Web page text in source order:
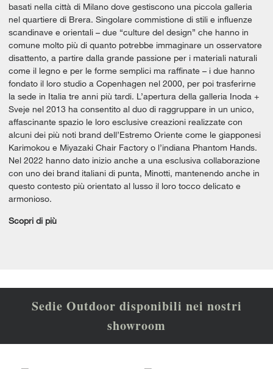
basati nella città di Milano dove gestiscono una piccola galleria
nel quartiere di Brera. Singolare commistione di stili e influenze
scandinave e orientali – due “culture del design” che hanno in
comune molto più di quanto potrebbe immaginare un osservatore
disattento, a partire dalla grande passione per i materiali naturali
come il legno e per le forme semplici ma raffinate – i due hanno
fondato il loro studio a Copenhagen nel 2000, per poi trasferirne
la sede in Italia tre anni più tardi. L’apertura della galleria Inoda +
Sveje nel 2013 ha consentito al duo di raggruppare in un unico,
affascinante spazio le loro esclusive creazioni realizzate con
alcuni dei più noti brand dell’Estremo Oriente come le giapponesi
Karimokou e Miyazaki Chair Factory o l’indiana Phantom Hands.
Nel 2022 hanno dato inizio anche a una esclusiva collaborazione
con uno dei brand italiani di punta, Minotti, mantenendo anche in
questo contesto più orientato al lusso il loro tocco delicato e
armonioso.
Scopri di più
Sedie Outdoor disponibili nei nostri
showroom